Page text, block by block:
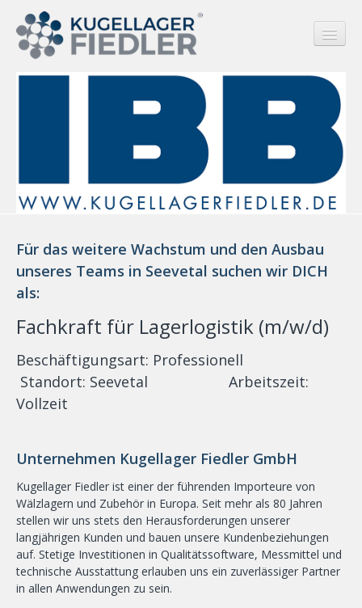
PRODUKTE
Vertrieb Innendienst
Azubi-Kaufmann-Kauffrau
Azubi-Lagerlogistik
Fachkraft Lagerlogistik
KONTAKT
Für das weitere Wachstum und den Ausbau
unseres Teams in Seevetal suchen wir DICH
als:
Fachkraft für Lagerlogistik (m/w/d)
Beschäftigungsart: Professionell
Standort: Seevetal Arbeitszeit:
Vollzeit
Unternehmen Kugellager Fiedler GmbH
Kugellager Fiedler ist einer der führenden Importeure von
Wälzlagern und Zubehör in Europa. Seit mehr als 80 Jahren
stellen wir uns stets den Herausforderungen unserer
langjährigen Kunden und bauen unsere Kundenbeziehungen
auf. Stetige Investitionen in Qualitätssoftware, Messmittel und
technische Ausstattung erlauben uns ein zuverlässiger Partner
in allen Anwendungen zu sein.